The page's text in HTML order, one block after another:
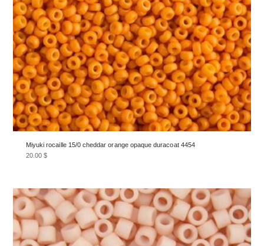
Miyuki rocaille 15/0 cheddar orange opaque duracoat 4454
20.00$